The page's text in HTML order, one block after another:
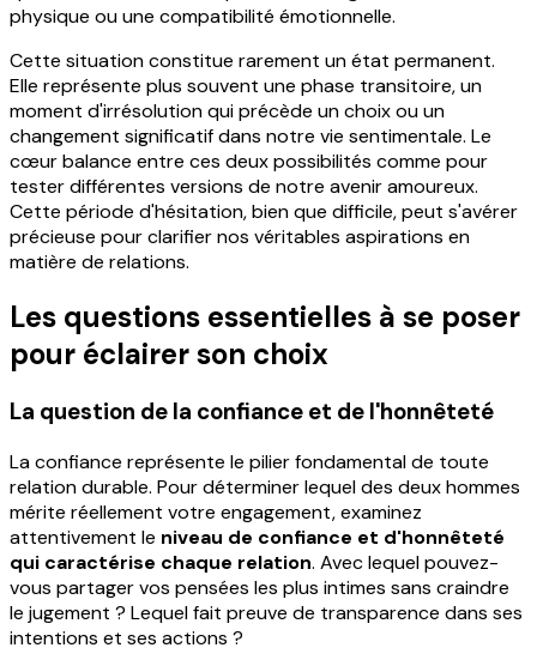
physique ou une compatibilité émotionnelle.
Cette situation constitue rarement un état permanent.
Elle représente plus souvent une phase transitoire, un
moment d'irrésolution qui précède un choix ou un
changement significatif dans notre vie sentimentale. Le
cœur balance entre ces deux possibilités comme pour
tester différentes versions de notre avenir amoureux.
Cette période d'hésitation, bien que difficile, peut s'avérer
précieuse pour clarifier nos véritables aspirations en
matière de relations.
Les questions essentielles à se poser
pour éclairer son choix
La question de la confiance et de l'honnêteté
La confiance représente le pilier fondamental de toute
relation durable. Pour déterminer lequel des deux hommes
mérite réellement votre engagement, examinez
attentivement le niveau de confiance et d'honnêteté
qui caractérise chaque relation. Avec lequel pouvez-
vous partager vos pensées les plus intimes sans craindre
le jugement ? Lequel fait preuve de transparence dans ses
intentions et ses actions ?